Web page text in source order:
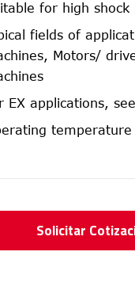
for high shock
fields of
Motors/
EX applications,
Solicitar